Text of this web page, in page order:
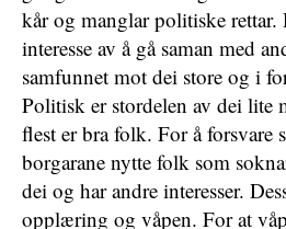
kår og manglar politiske rettar.
interesse av å gå saman med
samfunnet mot dei store og i
Politisk er stordelen av dei lite
flest er bra folk. For å forsvare
borgarane nytte folk som
dei og har andre interesser.
opplæring og våpen. For at